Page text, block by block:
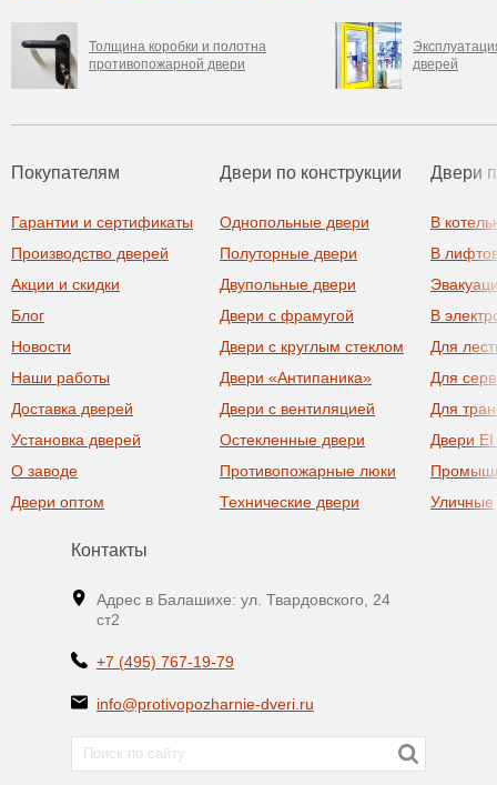
Толщина коробки и полотна
противопожарной двери
дверей
Покупателям
Гарантии и сертификаты
Производство дверей
Акции и скидки
Блог
Новости
Наши работы
Доставка дверей
Установка дверей
О заводе
Двери оптом
Двери по конструкции
Однопольные двери
Полуторные двери
Двупольные двери
Двери с фрамугой
Двери с круглым стеклом
Двери «Антипаника»
Двери с вентиляцией
Остекленные двери
Противопожарные люки
Технические двери
Двери
В
В
В
Для
Для
Для
Двери
Уличные
Контакты
Адрес в Балашихе: ул. Твардовского, 24
ст2
+7 (495) 767-19-79
info@protivopozharnie-dveri.ru